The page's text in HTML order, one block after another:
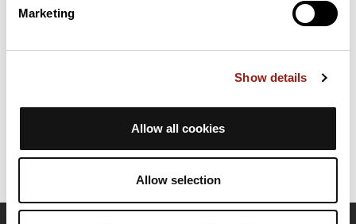
Marketing
Show details
Allow all cookies
Allow selection
Feurs. Ce parcours emprunte uniquement des routes. Il
présente une ascension cumulée de plus de 3330m. Prévoyez